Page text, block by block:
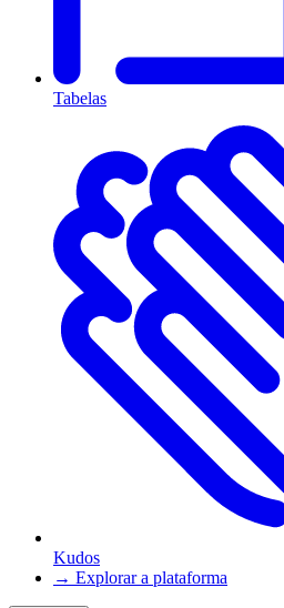
Tabelas
Kudos
→ Explorar a plataforma